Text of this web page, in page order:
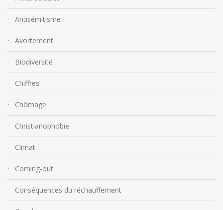
Antisémitisme
Avortement
Biodiversité
Chiffres
Chômage
Christianophobie
Climat
Coming-out
Conséquences du réchauffement